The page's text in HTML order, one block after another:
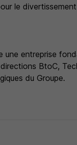
le
une entreprise
BtoC,
du Groupe.